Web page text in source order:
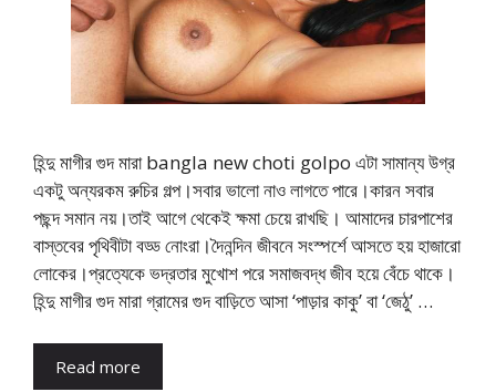
হিন্দু মাগীর গুদ মারা bangla new choti golpo এটা সামান্য উগ্র
একটু অন্যরকম রুচির গল্প।সবার ভালো নাও লাগতে পারে।কারন সবার
পছন্দ সমান নয়।তাই আগে থেকেই ক্ষমা চেয়ে রাখছি। আমাদের চারপাশের
বাস্তবের পৃথিবীটা বড্ড নোংরা।দৈনন্দিন জীবনে সংস্পর্শে আসতে হয় হাজারো
লোকের।প্রত্যেকে ভদ্রতার মুখোশ পরে সমাজবদ্ধ জীব হয়ে বেঁচে থাকে।
হিন্দু মাগীর গুদ মারা গ্রামের গুদ বাড়িতে আসা ‘পাড়ার কাকু’ বা ‘জেঠু’ …
Read more